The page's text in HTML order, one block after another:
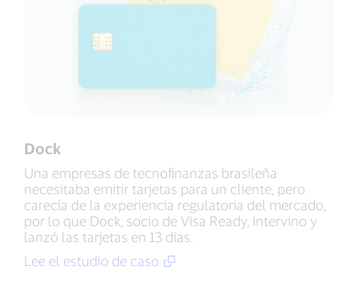
Dock
Una empresas de tecnofinanzas brasileña
necesitaba emitir tarjetas para un cliente, pero
carecía de la experiencia regulatoria del mercado,
por lo que Dock, socio de Visa Ready, intervino y
lanzó las tarjetas en 13 días.
Lee el estudio de caso